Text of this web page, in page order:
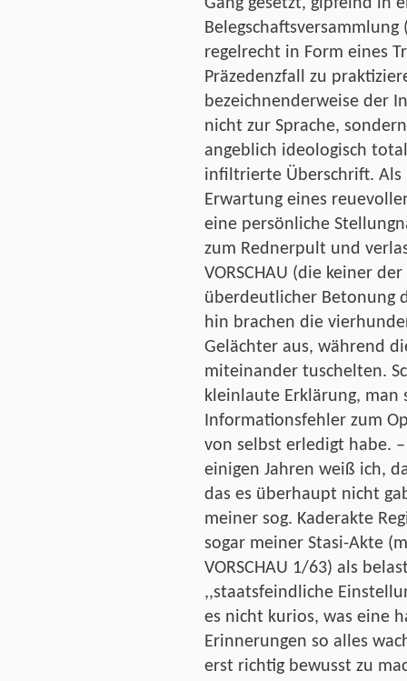
Gang gesetzt, gipfelnd in
regelrecht in Form eines
Präzedenzfall zu
bezeichnenderweise der
nicht zur Sprache,
angeblich ideologisch
infiltrierte Überschrift.
Erwartung eines
eine persönliche
zum Rednerpult und
VORSCHAU (die keiner
überdeutlicher Betonung
hin brachen die
Gelächter aus, während
miteinander tuschelten.
kleinlaute Erklärung, man
Informationsfehler zum
von selbst erledigt habe.
einigen Jahren weiß ich,
das es überhaupt nicht
meiner sog. Kaderakte
sogar meiner Stasi-Akte
VORSCHAU 1/63) als
,,staatsfeindliche
es nicht kurios, was eine
Erinnerungen so alles
erst richtig bewusst zu